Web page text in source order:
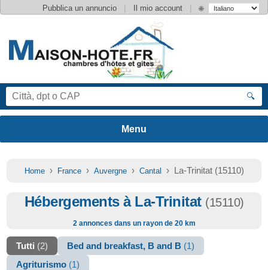
Pubblica un annuncio | Il mio account | 🌐
🔍
Home› France› Auvergne› Cantal › La-Trinitat (15110)
Hébergements à La-Trinitat (15110)
2 annonces dans un rayon de 20 km
Tutti (2) Bed and breakfast, B and B (1)
Agriturismo (1)